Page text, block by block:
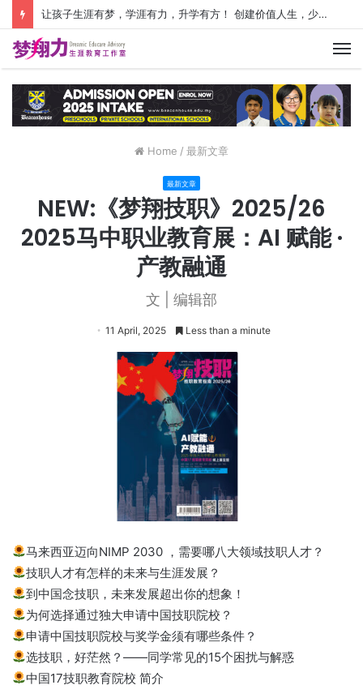
让孩子生涯有梦，学涯有力，升学有方！ 创建价值人生，少走人生弯路！
Home / 最新文章
最新文章
NEW:《梦翔技职》2025/26
2025马中职业教育展：AI 赋能 ·
产教融通
文 | 编辑部
11 April, 2025 Less than a minute
马来西亚迈向NIMP 2030 ，需要哪八大领域技职人才？
技职人才有怎样的未来与生涯发展？
到中国念技职，未来发展超出你的想象！
为何选择通过独大申请中国技职院校？
申请中国技职院校与奖学金须有哪些条件？
选技职，好茫然？——同学常见的15个困扰与解惑
中国17技职教育院校 简介